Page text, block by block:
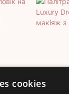
cookies